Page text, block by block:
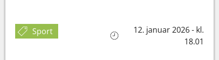
Sport
12. januar 2026 - kl.
18.01